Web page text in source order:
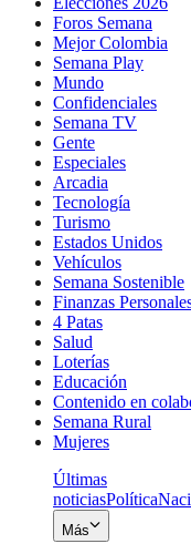
Foros Semana
Mejor Colombia
Semana Play
Mundo
Confidenciales
Semana TV
Gente
Especiales
Arcadia
Tecnología
Turismo
Estados Unidos
Vehículos
Semana Sostenible
Finanzas
4 Patas
Salud
Loterías
Educación
Contenido en
Semana Rural
Mujeres
Últimas
noticiasPolítica
Más